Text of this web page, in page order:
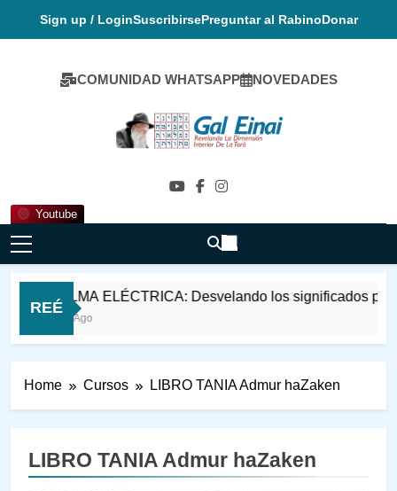
Sign up / LoginSuscribirsePreguntar al RabinoDonar
COMUNIDAD WHATSAPP NOVEDADES
Youtube
Gal Einai En
REÉ
EL ALMA ELÉCTRICA: Desvelando los significados psico-
Home Cursos LIBRO TANIA Admur haZaken
LIBRO TANIA Admur haZaken